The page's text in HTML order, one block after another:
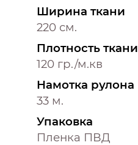
Ширина ткани
220 см.
Плотность ткани
120 гр./м.кв
Намотка рулона
33 м.
Упаковка
Пленка ПВД